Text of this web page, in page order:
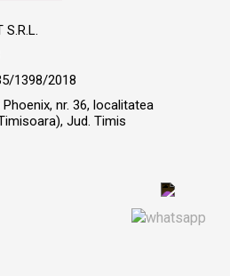
S.R.L.
1398/2018
Phoenix, nr. 36, localitatea
Jud. Timis